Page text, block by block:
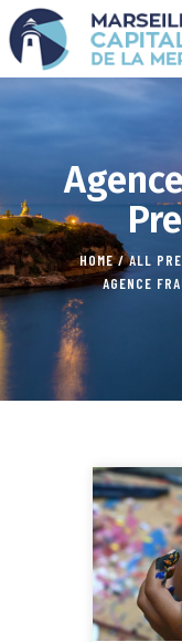
HOME
ALL
AGENCE
PROJETS
MÉDIAS